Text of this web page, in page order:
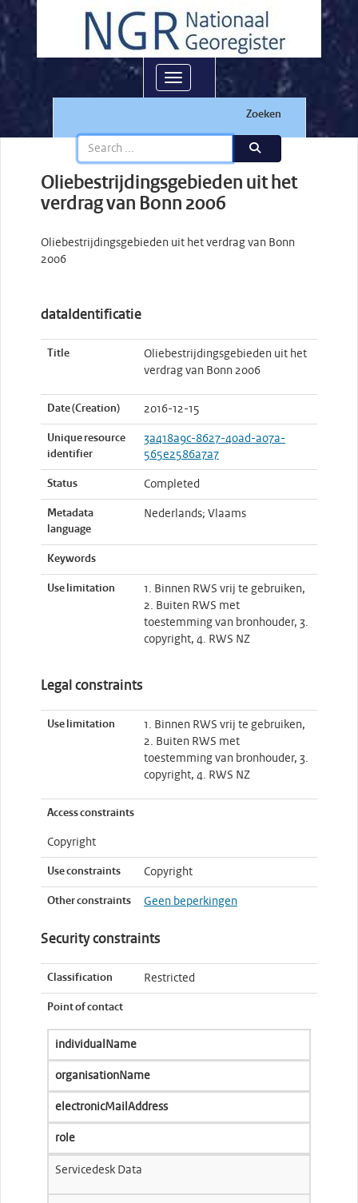
Toggle navigation
Zoeken
Oliebestrijdingsgebieden uit het
verdrag van Bonn 2006
Oliebestrijdingsgebieden uit het verdrag van Bonn
2006
dataIdentificatie
Title
Oliebestrijdingsgebieden uit het
verdrag van Bonn 2006
Date (Creation) 2016-12-15
Unique resource
identifier
3a418a9c-8627-40ad-a07a-
565e2586a7a7
Status Completed
Metadata
language
Nederlands; Vlaams
Keywords
Use limitation
1. Binnen RWS vrij te gebruiken,
2. Buiten RWS met
toestemming van bronhouder, 3.
copyright, 4. RWS NZ
Legal constraints
Use limitation
1. Binnen RWS vrij te gebruiken,
2. Buiten RWS met
toestemming van bronhouder, 3.
copyright, 4. RWS NZ
Access constraints
Copyright
Use constraints Copyright
Other constraints Geen beperkingen
Security constraints
Classification Restricted
Point of contact
individualName
organisationName
electronicMailAddress
role
Servicedesk Data